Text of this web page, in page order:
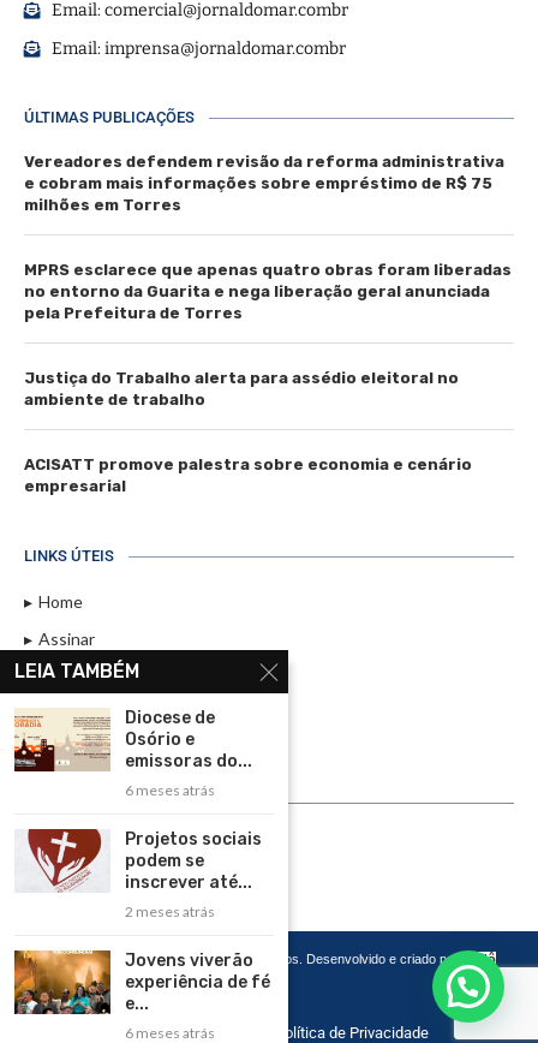
Email:comercial@jornaldomar.combr
Email:imprensa@jornaldomar.combr
ÚLTIMAS PUBLICAÇÕES
Vereadores defendem revisão da reforma administrativa
e cobram mais informações sobre empréstimo de R$ 75
milhões em Torres
MPRS esclarece que apenas quatro obras foram liberadas
no entorno da Guarita e nega liberação geral anunciada
pela Prefeitura de Torres
Justiça do Trabalho alerta para assédio eleitoral no
ambiente de trabalho
ACISATT promove palestra sobre economia e cenário
empresarial
LINKS ÚTEIS
Home
Assinar
Contato
Política de Privacidade
Rádio Maristela - Ao Vivo
ASSINE
Copyright 2026 – Todos os Direitos Reservados. Desenvolvido e criado por
Cadô
Agência de Marketing
Home Contato Política de Privacidade
LEIA TAMBÉM
Diocese de
Osório e
emissoras do...
6 meses atrás
Projetos sociais
podem se
inscrever até...
2 meses atrás
Jovens viverão
experiência de fé
e...
6 meses atrás